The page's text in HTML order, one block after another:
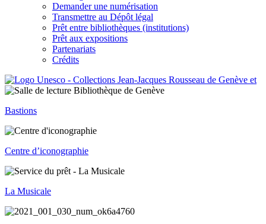
Demander une numérisation
Transmettre au Dépôt légal
Prêt entre bibliothèques (institutions)
Prêt aux expositions
Partenariats
Crédits
Bastions
Centre d’iconographie
La Musicale